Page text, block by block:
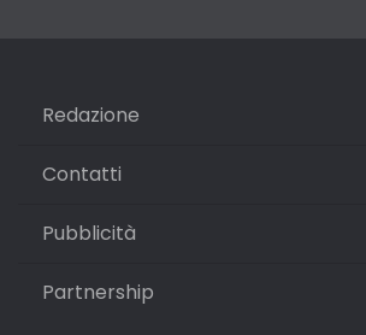
Redazione
Contatti
Pubblicità
Partnership